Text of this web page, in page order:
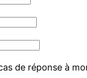
de réponse à